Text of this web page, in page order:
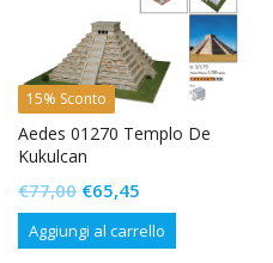
15% Sconto
Aedes 01270 Templo De
Kukulcan
€77,00 Il
prezzo
originale
€65,45
prezzo
attuale
Aggiungi al carrello